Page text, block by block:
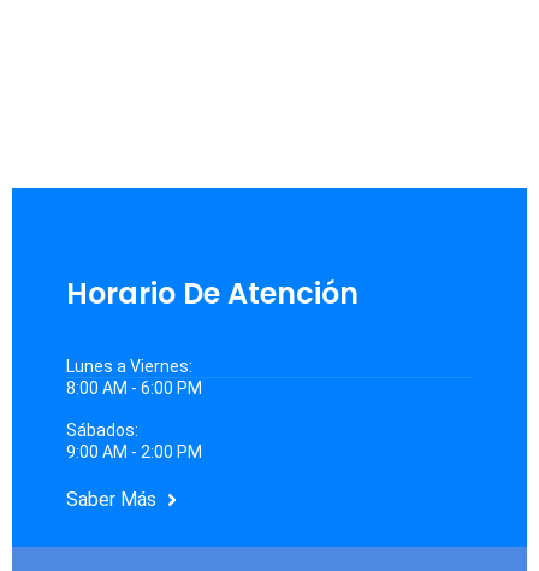
Horario De Atención
Lunes a Viernes:
8:00 AM - 6:00 PM
Sábados:
9:00 AM - 2:00 PM
Saber Más